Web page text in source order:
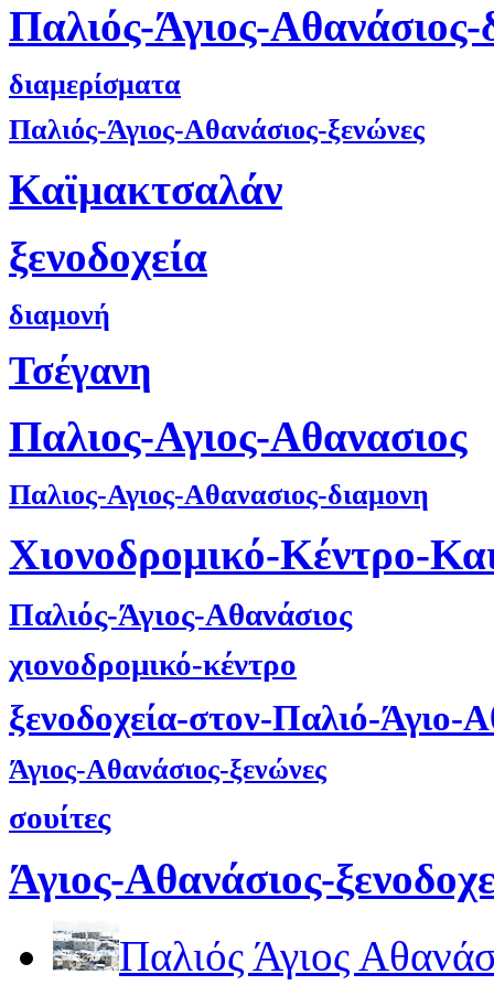
Παλιός-Άγιος-Αθανάσιος-
διαμερίσματα
Παλιός-Άγιος-Αθανάσιος-ξενώνες
Καϊμακτσαλάν
ξενοδοχεία
διαμονή
Τσέγανη
Παλιος-Αγιος-Αθανασιος
Παλιος-Αγιος-Αθανασιος-διαμονη
Χιονοδρομικό-Κέντρο-
Παλιός-Άγιος-Αθανάσιος
χιονοδρομικό-κέντρο
ξενοδοχεία-στον-Παλιό-Άγιο-
Άγιος-Αθανάσιος-ξενώνες
σουίτες
Άγιος-Αθανάσιος-
Παλιός Άγιος